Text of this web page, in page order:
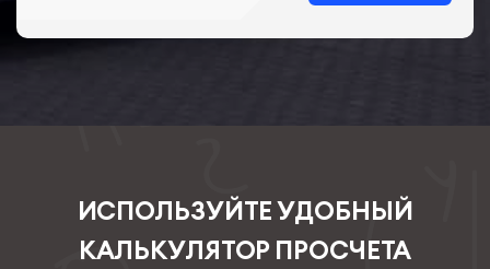
ИСПОЛЬЗУЙТЕ УДОБНЫЙ
КАЛЬКУЛЯТОР ПРОСЧЕТА